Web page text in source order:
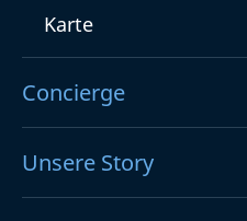
Karte
Concierge
Unsere Story